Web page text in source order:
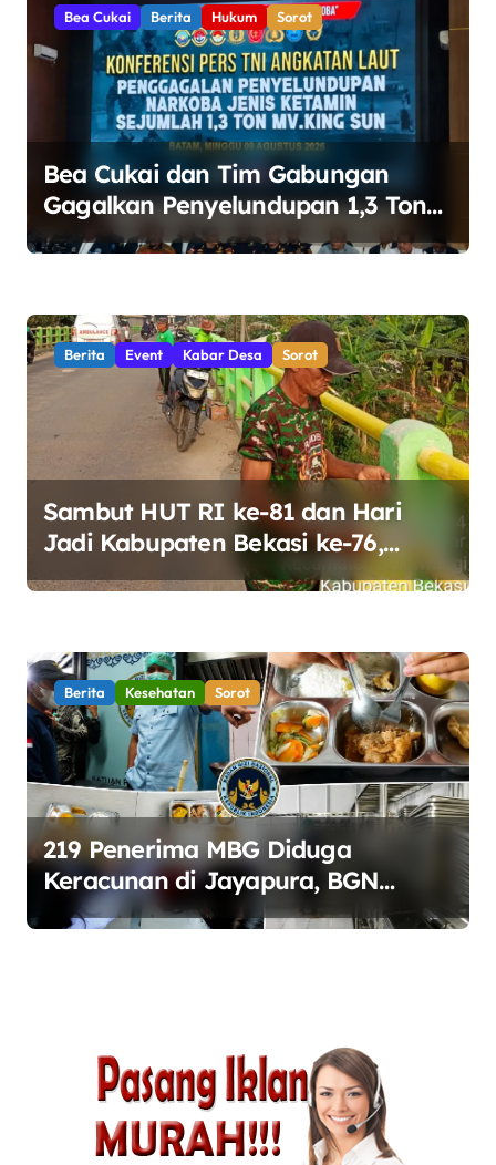
s
Bea Cukai Berita Hukum Sorot
Bea Cukai dan Tim Gabungan
Gagalkan Penyelundupan 1,3 Ton
Ketamin di Perairan Bintan
Berita Event Kabar Desa Sorot
Sambut HUT RI ke-81 dan Hari
Jadi Kabupaten Bekasi ke-76,
Pemdes Muara bakti Gotong
Berita Kesehatan Sorot
219 Penerima MBG Diduga
Keracunan di Jayapura, BGN
Perketat Pengawasan Keamanan